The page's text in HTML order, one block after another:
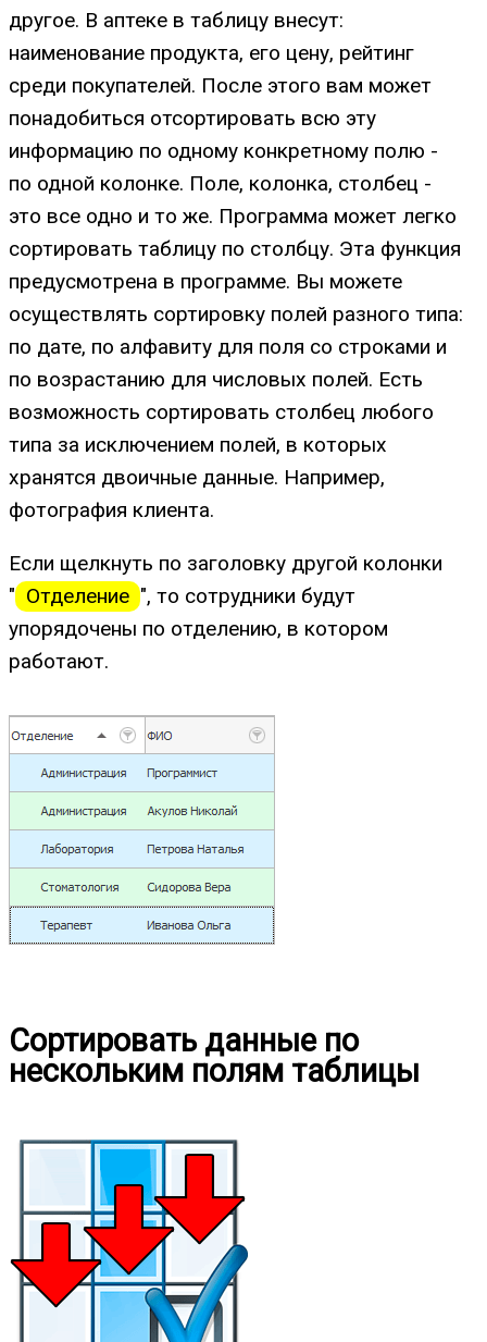
другое. В аптеке в таблицу внесут:
наименование продукта, его цену, рейтинг
среди покупателей. После этого вам может
понадобиться отсортировать всю эту
информацию по одному конкретному полю -
по одной колонке. Поле, колонка, столбец -
это все одно и то же. Программа может легко
сортировать таблицу по столбцу. Эта функция
предусмотрена в программе. Вы можете
осуществлять сортировку полей разного типа:
по дате, по алфавиту для поля со строками и
по возрастанию для числовых полей. Есть
возможность сортировать столбец любого
типа за исключением полей, в которых
хранятся двоичные данные. Например,
фотография клиента.
Если щелкнуть по заголовку другой колонки
" Отделение ", то сотрудники будут
упорядочены по отделению, в котором
работают.
Сортировать данные по
нескольким полям таблицы